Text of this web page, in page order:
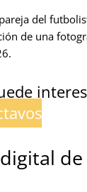
del
de una